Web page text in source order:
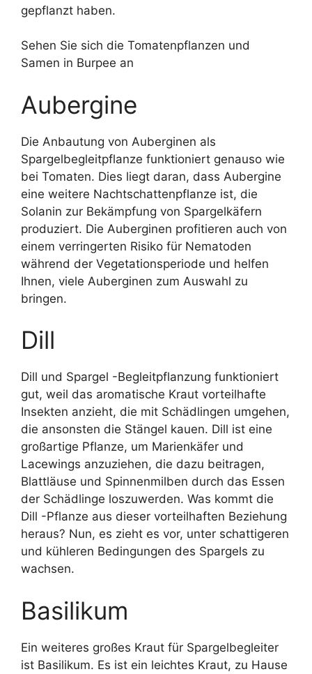
gepflanzt haben.
Sehen Sie sich die Tomatenpflanzen und
Samen in Burpee an
Aubergine
Die Anbautung von Auberginen als
Spargelbegleitpflanze funktioniert genauso wie
bei Tomaten. Dies liegt daran, dass Aubergine
eine weitere Nachtschattenpflanze ist, die
Solanin zur Bekämpfung von Spargelkäfern
produziert. Die Auberginen profitieren auch von
einem verringerten Risiko für Nematoden
während der Vegetationsperiode und helfen
Ihnen, viele Auberginen zum Auswahl zu
bringen.
Dill
Dill und Spargel -Begleitpflanzung funktioniert
gut, weil das aromatische Kraut vorteilhafte
Insekten anzieht, die mit Schädlingen umgehen,
die ansonsten die Stängel kauen. Dill ist eine
großartige Pflanze, um Marienkäfer und
Lacewings anzuziehen, die dazu beitragen,
Blattläuse und Spinnenmilben durch das Essen
der Schädlinge loszuwerden. Was kommt die
Dill -Pflanze aus dieser vorteilhaften Beziehung
heraus? Nun, es zieht es vor, unter schattigeren
und kühleren Bedingungen des Spargels zu
wachsen.
Basilikum
Ein weiteres großes Kraut für Spargelbegleiter
ist Basilikum. Es ist ein leichtes Kraut, zu Hause